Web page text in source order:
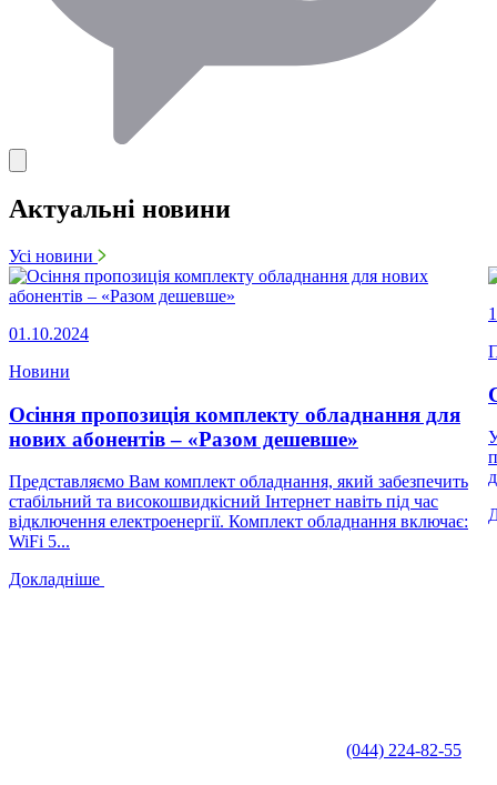
Актуальні новини
Усі новини
01.10.2024
Новини
Осіння пропозиція комплекту обладнання для
нових абонентів – «Разом дешевше»
Представляємо Вам комплект обладнання, який забезпечить
стабільний та високошвидкісний Інтернет навіть під час
відключення електроенергії. Комплект обладнання включає:
WiFi 5...
Докладніше
(044) 224-82-55